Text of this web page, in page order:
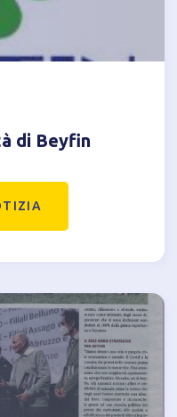
di Beyfin
Privacy Policy
tecnici (obbligatori per
del sito)
analitici di terze parti